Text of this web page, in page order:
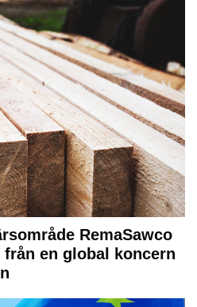
RemaSawco
en global koncern